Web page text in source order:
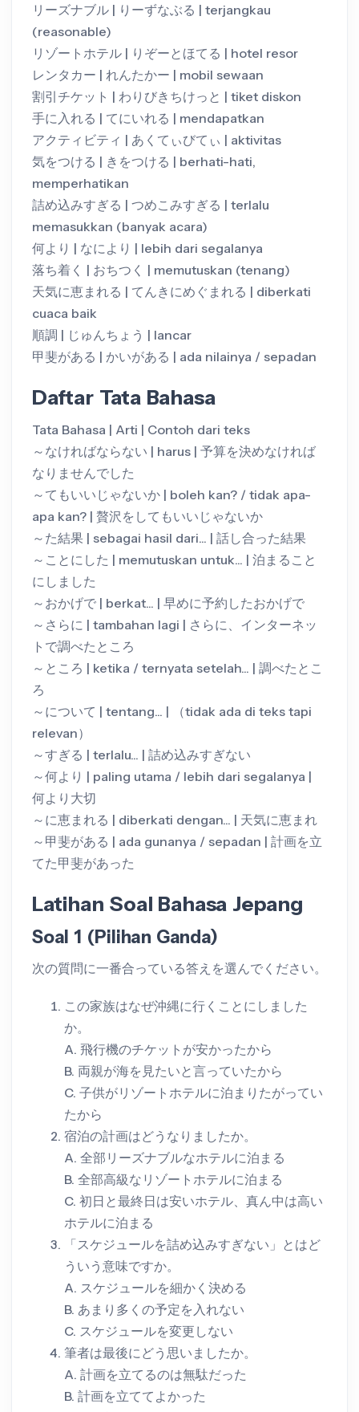
リーズナブル | りーずなぶる | terjangkau
(reasonable)
リゾートホテル | りぞーとほてる | hotel resor
レンタカー | れんたかー | mobil sewaan
割引チケット | わりびきちけっと | tiket diskon
手に入れる | てにいれる | mendapatkan
アクティビティ | あくてぃびてぃ | aktivitas
気をつける | きをつける | berhati-hati,
memperhatikan
詰め込みすぎる | つめこみすぎる | terlalu
memasukkan (banyak acara)
何より | なにより | lebih dari segalanya
落ち着く | おちつく | memutuskan (tenang)
天気に恵まれる | てんきにめぐまれる | diberkati
cuaca baik
順調 | じゅんちょう | lancar
甲斐がある | かいがある | ada nilainya / sepadan
Daftar Tata Bahasa
Tata Bahasa | Arti | Contoh dari teks
～なければならない | harus | 予算を決めなければ
なりませんでした
～てもいいじゃないか | boleh kan? / tidak apa-
apa kan? | 贅沢をしてもいいじゃないか
～た結果 | sebagai hasil dari... | 話し合った結果
～ことにした | memutuskan untuk... | 泊まること
にしました
～おかげで | berkat... | 早めに予約したおかげで
～さらに | tambahan lagi | さらに、インターネッ
トで調べたところ
～ところ | ketika / ternyata setelah... | 調べたとこ
ろ
～について | tentang... | （tidak ada di teks tapi
relevan）
～すぎる | terlalu... | 詰め込みすぎない
～何より | paling utama / lebih dari segalanya |
何より大切
～に恵まれる | diberkati dengan... | 天気に恵まれ
～甲斐がある | ada gunanya / sepadan | 計画を立
てた甲斐があった
Latihan Soal Bahasa Jepang
Soal 1 (Pilihan Ganda)
次の質問に一番合っている答えを選んでください。
この家族はなぜ沖縄に行くことにしました
か。
A. 飛行機のチケットが安かったから
B. 両親が海を見たいと言っていたから
C. 子供がリゾートホテルに泊まりたがってい
たから
宿泊の計画はどうなりましたか。
A. 全部リーズナブルなホテルに泊まる
B. 全部高級なリゾートホテルに泊まる
C. 初日と最終日は安いホテル、真ん中は高い
ホテルに泊まる
「スケジュールを詰め込みすぎない」とはど
ういう意味ですか。
A. スケジュールを細かく決める
B. あまり多くの予定を入れない
C. スケジュールを変更しない
筆者は最後にどう思いましたか。
A. 計画を立てるのは無駄だった
B. 計画を立ててよかった